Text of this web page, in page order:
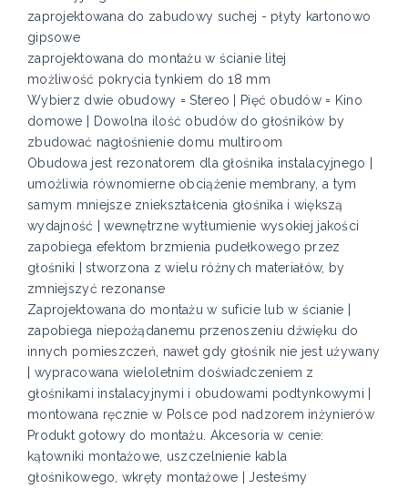
zaprojektowana do zabudowy suchej - płyty kartonowo
gipsowe
zaprojektowana do montażu w ścianie litej
możliwość pokrycia tynkiem do 18 mm
Wybierz dwie obudowy = Stereo | Pięć obudów = Kino
domowe | Dowolna ilość obudów do głośników by
zbudować nagłośnienie domu multiroom
Obudowa jest rezonatorem dla głośnika instalacyjnego |
umożliwia równomierne obciążenie membrany, a tym
samym mniejsze zniekształcenia głośnika i większą
wydajność | wewnętrzne wytłumienie wysokiej jakości
zapobiega efektom brzmienia pudełkowego przez
głośniki | stworzona z wielu różnych materiałów, by
zmniejszyć rezonanse
Zaprojektowana do montażu w suficie lub w ścianie |
zapobiega niepożądanemu przenoszeniu dźwięku do
innych pomieszczeń, nawet gdy głośnik nie jest używany
| wypracowana wieloletnim doświadczeniem z
głośnikami instalacyjnymi i obudowami podtynkowymi |
montowana ręcznie w Polsce pod nadzorem inżynierów
Produkt gotowy do montażu. Akcesoria w cenie:
kątowniki montażowe, uszczelnienie kabla
głośnikowego, wkręty montażowe | Jesteśmy